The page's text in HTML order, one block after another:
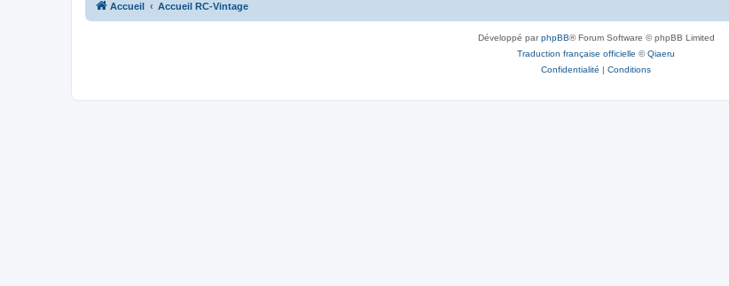
Accueil Accueil RC-Vintage
Développé parphpBB® Forum Software © phpBB Limited
Traduction française officielle ©Qiaeru
Confidentialité | Conditions